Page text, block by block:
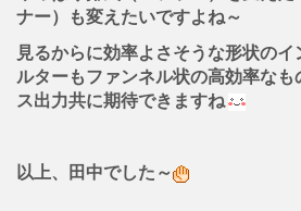
ナー）も変えたいですよね～
見るからに効率よさそうな形状の
ルターもファンネル状の高効率な
ス出力共に期待できますね
以上、田中でした～